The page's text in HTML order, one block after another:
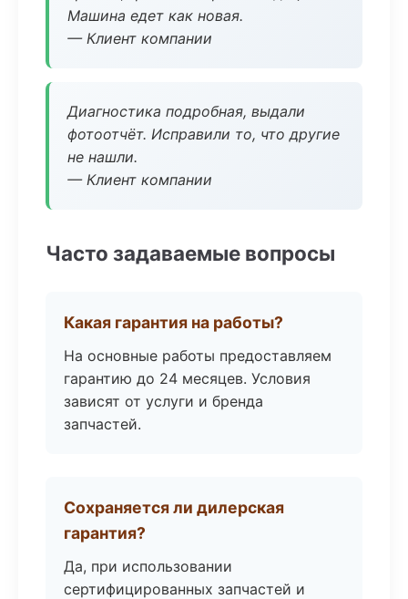
Машина едет как новая.
— Клиент компании
Диагностика подробная, выдали
фотоотчёт. Исправили то, что другие
не нашли.
— Клиент компании
Часто задаваемые вопросы
Какая гарантия на работы?
На основные работы предоставляем
гарантию до 24 месяцев. Условия
зависят от услуги и бренда
запчастей.
Сохраняется ли дилерская
гарантия?
Да, при использовании
сертифицированных запчастей и